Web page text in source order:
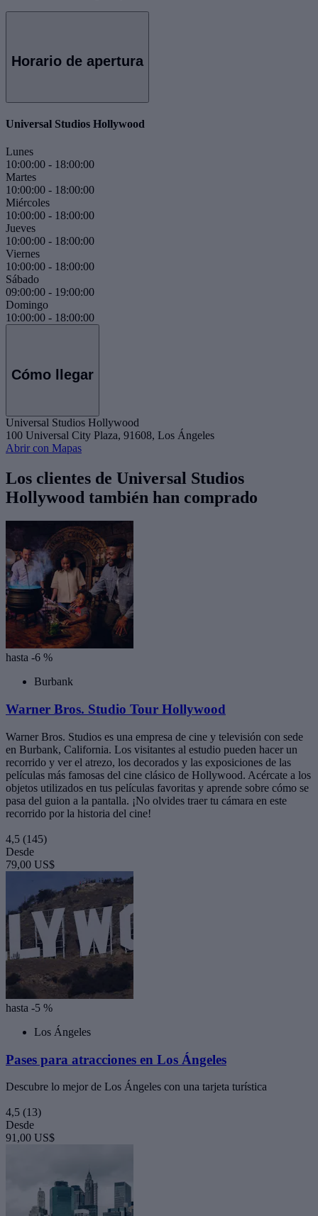
Horario de apertura
Universal Studios Hollywood
Lunes
10:00:00 - 18:00:00
Martes
10:00:00 - 18:00:00
Miércoles
10:00:00 - 18:00:00
Jueves
10:00:00 - 18:00:00
Viernes
10:00:00 - 18:00:00
Sábado
09:00:00 - 19:00:00
Domingo
10:00:00 - 18:00:00
Cómo llegar
Universal Studios Hollywood
100 Universal City Plaza, 91608, Los Ángeles
Abrir con Mapas
Los clientes de Universal Studios
Hollywood también han comprado
hasta -6 %
Burbank
Warner Bros. Studio Tour Hollywood
Warner Bros. Studios es una empresa de cine y televisión con sede
en Burbank, California. Los visitantes al estudio pueden hacer un
recorrido y ver el atrezo, los decorados y las exposiciones de las
películas más famosas del cine clásico de Hollywood. Acércate a los
objetos utilizados en tus películas favoritas y aprende sobre cómo se
pasa del guion a la pantalla. ¡No olvides traer tu cámara en este
recorrido por la historia del cine!
4,5 (145)
Desde
79,00 US$
hasta -5 %
Los Ángeles
Pases para atracciones en Los Ángeles
Descubre lo mejor de Los Ángeles con una tarjeta turística
4,5 (13)
Desde
91,00 US$